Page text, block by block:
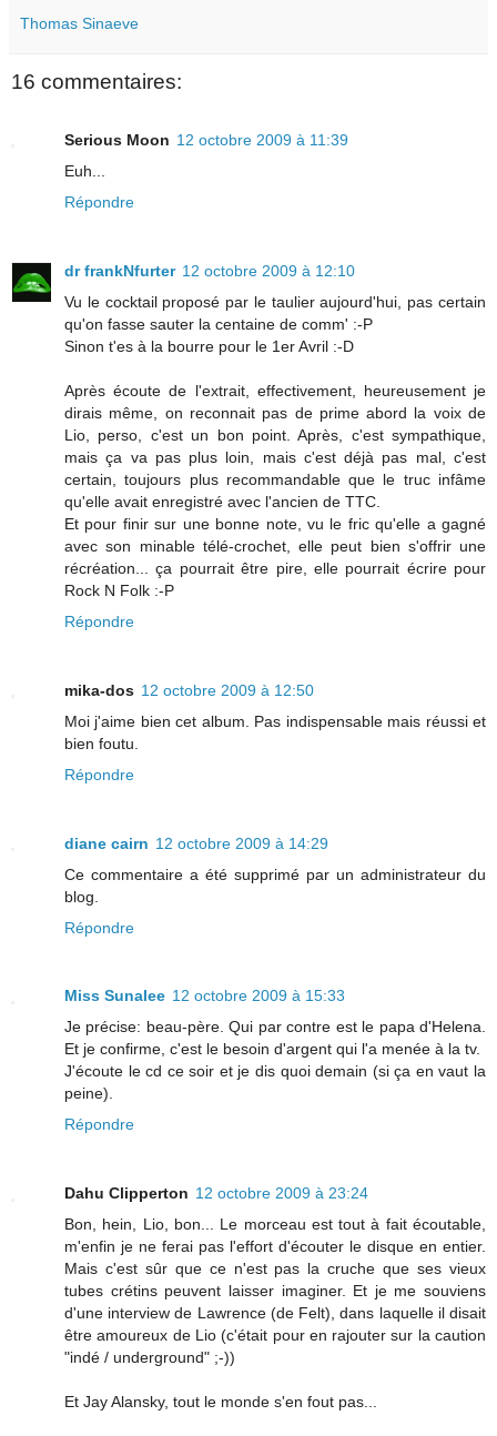
Thomas Sinaeve
16 commentaires:
Serious Moon 12 octobre 2009 à 11:39
Euh...
Répondre
dr frankNfurter 12 octobre 2009 à 12:10
Vu le cocktail proposé par le taulier aujourd'hui, pas certain
qu'on fasse sauter la centaine de comm' :-P
Sinon t'es à la bourre pour le 1er Avril :-D
Après écoute de l'extrait, effectivement, heureusement je
dirais même, on reconnait pas de prime abord la voix de
Lio, perso, c'est un bon point. Après, c'est sympathique,
mais ça va pas plus loin, mais c'est déjà pas mal, c'est
certain, toujours plus recommandable que le truc infâme
qu'elle avait enregistré avec l'ancien de TTC.
Et pour finir sur une bonne note, vu le fric qu'elle a gagné
avec son minable télé-crochet, elle peut bien s'offrir une
récréation... ça pourrait être pire, elle pourrait écrire pour
Rock N Folk :-P
Répondre
mika-dos 12 octobre 2009 à 12:50
Moi j'aime bien cet album. Pas indispensable mais réussi et
bien foutu.
Répondre
diane cairn 12 octobre 2009 à 14:29
Ce commentaire a été supprimé par un administrateur du
blog.
Répondre
Miss Sunalee 12 octobre 2009 à 15:33
Je précise: beau-père. Qui par contre est le papa d'Helena.
Et je confirme, c'est le besoin d'argent qui l'a menée à la tv.
J'écoute le cd ce soir et je dis quoi demain (si ça en vaut la
peine).
Répondre
Dahu Clipperton 12 octobre 2009 à 23:24
Bon, hein, Lio, bon... Le morceau est tout à fait écoutable,
m'enfin je ne ferai pas l'effort d'écouter le disque en entier.
Mais c'est sûr que ce n'est pas la cruche que ses vieux
tubes crétins peuvent laisser imaginer. Et je me souviens
d'une interview de Lawrence (de Felt), dans laquelle il disait
être amoureux de Lio (c'était pour en rajouter sur la caution
"indé / underground" ;-))
Et Jay Alansky, tout le monde s'en fout pas...